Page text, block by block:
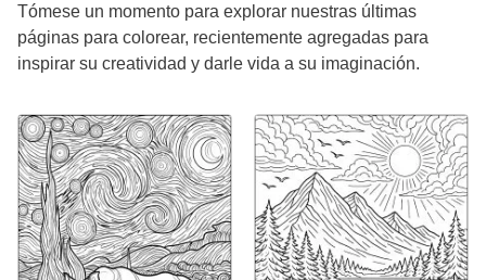
Tómese un momento para explorar nuestras últimas
páginas para colorear, recientemente agregadas para
inspirar su creatividad y darle vida a su imaginación.